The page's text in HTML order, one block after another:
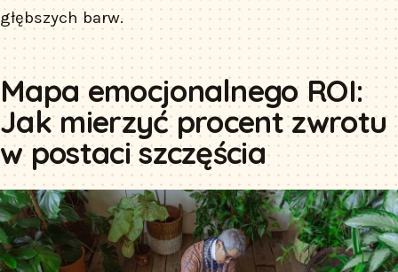
głębszych barw.
Mapa emocjonalnego ROI:
Jak mierzyć procent zwrotu
w postaci szczęścia